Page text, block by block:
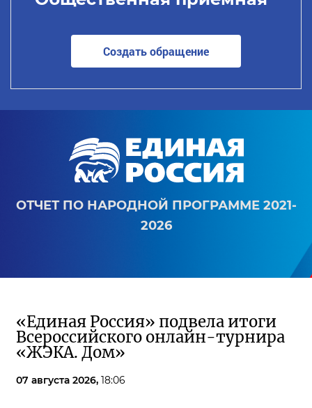
Создать обращение
ОТЧЕТ ПО НАРОДНОЙ ПРОГРАММЕ 2021-
2026
«Единая Россия» подвела итоги
Всероссийского онлайн-турнира
«ЖЭКА. Дом»
07 августа 2026, 18:06